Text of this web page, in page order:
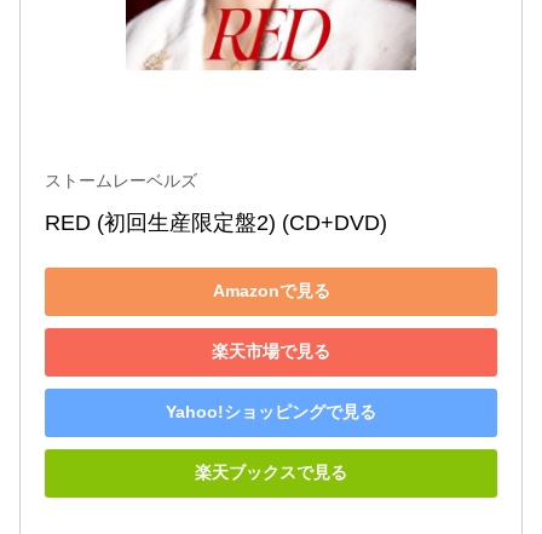
ストームレーベルズ
RED (初回生産限定盤2) (CD+DVD)
Amazonで見る
楽天市場で見る
Yahoo!ショッピングで見る
楽天ブックスで見る